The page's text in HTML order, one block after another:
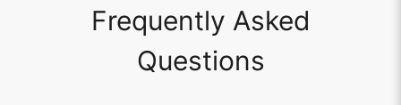
Frequently Asked
Questions